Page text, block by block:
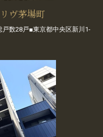
ヴ茅場町
数28戸■東京都中央区新川1-